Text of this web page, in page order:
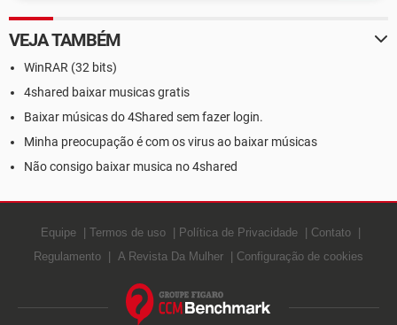
VEJA TAMBÉM
WinRAR (32 bits)
4shared baixar musicas gratis
Baixar músicas do 4Shared sem fazer login.
Minha preocupação é com os virus ao baixar músicas
Não consigo baixar musica no 4shared
Equipe Termos de uso Política de Privacidade
Contato
Regulamento
A Revista Da Mulher Configuração de cookies